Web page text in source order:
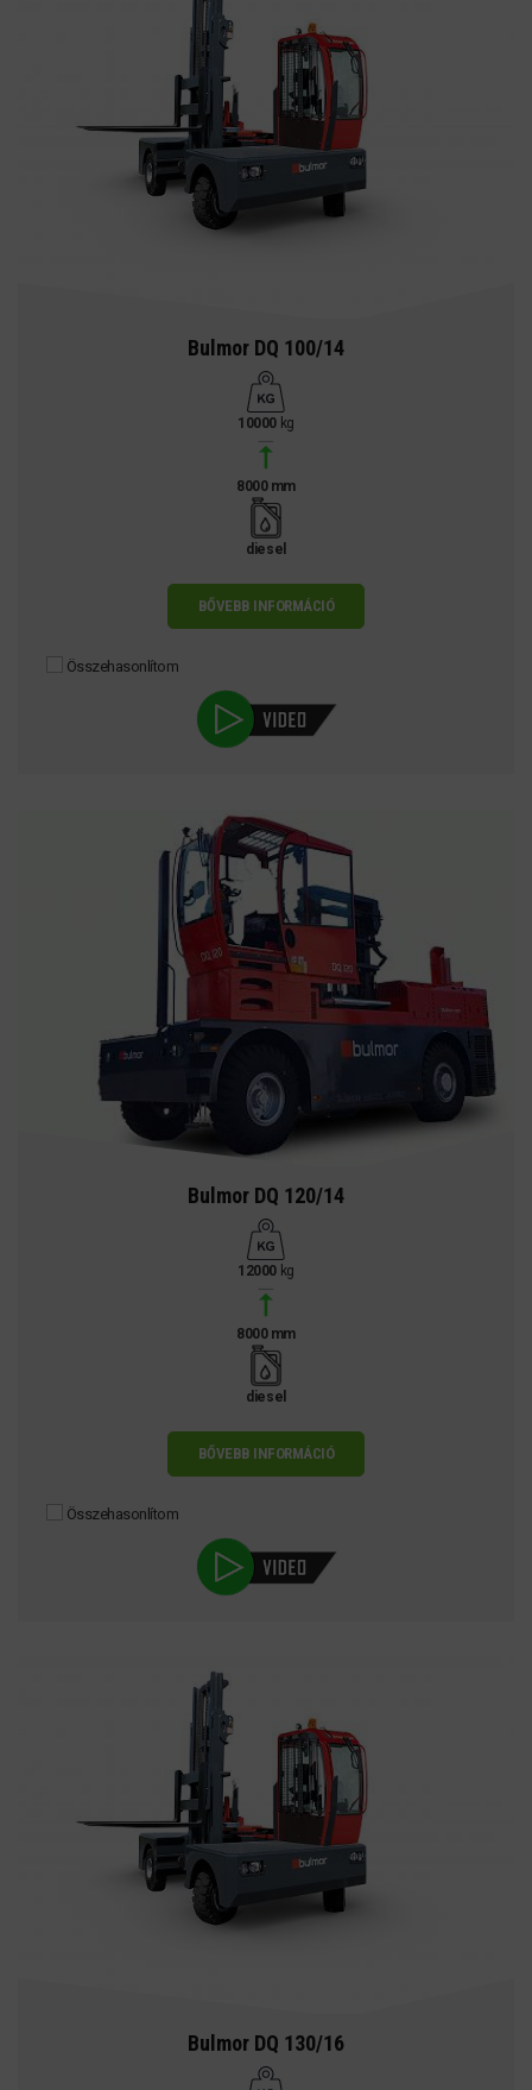
Bulmor DQ 100/14
10000 kg
8000 mm
diesel
BŐVEBB INFORMÁCIÓ
Összehasonlítom
Bulmor DQ 120/14
12000 kg
8000 mm
diesel
BŐVEBB INFORMÁCIÓ
Összehasonlítom
Bulmor DQ 130/16